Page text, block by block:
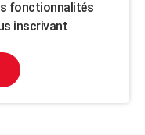
fonctionnalités
inscrivant